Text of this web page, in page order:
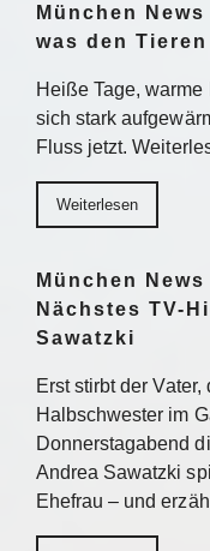
München
was den
Heiße Tage,
sich stark
Fluss jetzt.
Weiterlesen
München
Nächstes TV-
Sawatzki
Erst stirbt der
Halbschwester im
Donnerstagabend
Andrea Sawatzki
Ehefrau – und